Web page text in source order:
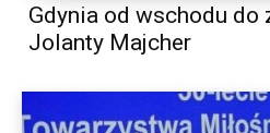
Gdynia od wschodu do
Jolanty Majcher